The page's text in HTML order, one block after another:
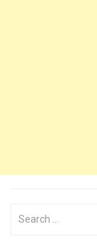
Search